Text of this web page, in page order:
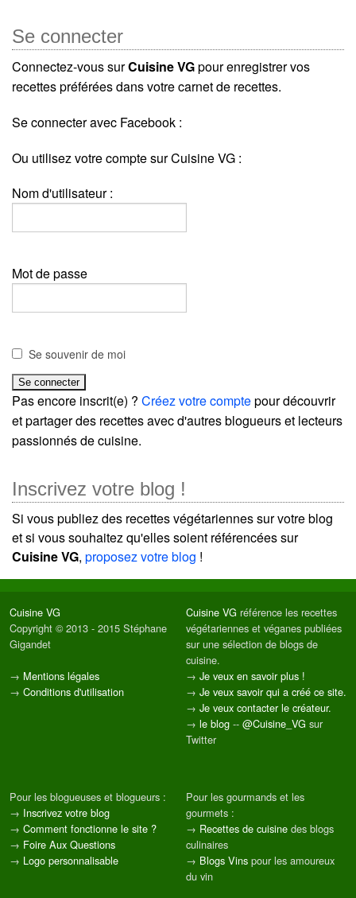
Se connecter
Connectez-vous surCuisine VGpour enregistrer vos
recettes préférées dans votre carnet de recettes.
Se connecter avec Facebook :
Ou utilisez votre compte sur Cuisine VG :
Nom d'utilisateur :
Mot de passe
Se souvenir de moi
Pas encore inscrit(e) ? Créez votre comptepour découvrir
et partager des recettes avec d'autres blogueurs et lecteurs
passionnés de cuisine.
Inscrivez votre blog !
Si vous publiez des recettes végétariennes sur votre blog
et si vous souhaitez qu'elles soient référencées sur
Cuisine VG, proposez votre blog !
Cuisine VG
Copyright © 2013 - 2015 Stéphane
Gigandet
→ Mentions légales
→ Conditions d'utilisation
Cuisine VG référence les recettes
végétariennes et véganes publiées
sur une sélection de blogs de
cuisine.
→ Je veux en savoir plus !
→ Je veux savoir qui a créé ce site.
→ Je veux contacter le créateur.
→ le blog -- @Cuisine_VG sur
Twitter
Pour les blogueuses et blogueurs :
→ Inscrivez votre blog
→ Comment fonctionne le site ?
→ Foire Aux Questions
→ Logo personnalisable
Pour les gourmands et les
gourmets :
→ Recettes de cuisine des blogs
culinaires
→ Blogs Vins pour les amoureux
du vin